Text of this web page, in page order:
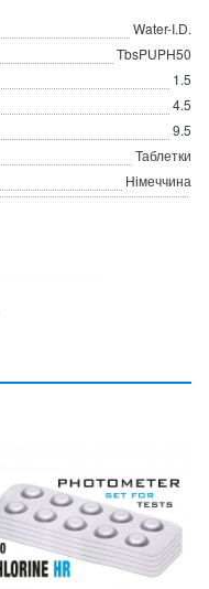
Water-I.D.
TbsPUPH50
1.5
4.5
9.5
Таблетки
Німеччина